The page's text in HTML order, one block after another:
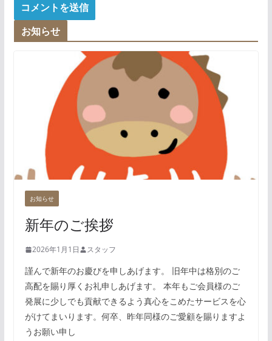
お知らせ
お知らせ
新年のご挨拶
2026年1月1日 スタッフ
謹んで新年のお慶びを申しあげます。 旧年中は格別のご
高配を賜り厚くお礼申しあげます。 本年もご会員様のご
発展に少しでも貢献できるよう真心をこめたサービスを心
がけてまいります。何卒、昨年同様のご愛顧を賜りますよ
うお願い申し